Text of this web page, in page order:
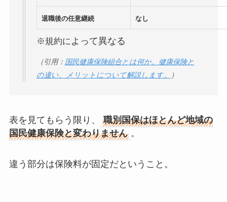
退職後の任意継続 なし
※規約に よって異なる
（引用： 国民健康保険組合とは何か。健康保険と
の違い、メリットについて解説します。
）
表を見てもらう限り、
職別国保はほとんど地域の
国民健康保険と変わりません 。
違う部分は保険料が固定だということ。